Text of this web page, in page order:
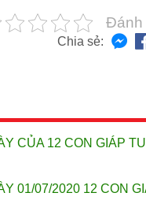
Đánh
Chia sẻ:
CỦA 12 CON GIÁP
01/07/2020 12 CON